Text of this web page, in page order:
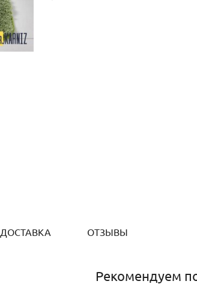
ДОСТАВКА ОТЗЫВЫ
Рекомендуем